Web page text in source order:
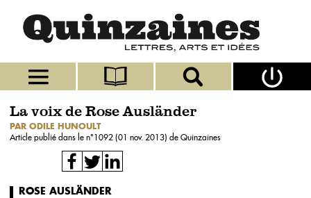
La voix de Rose Ausländer
PAR ODILE HUNOULT
Article publié dans le n°1092 (01 nov. 2013) de Quinzaines
ROSE AUSLÄNDER